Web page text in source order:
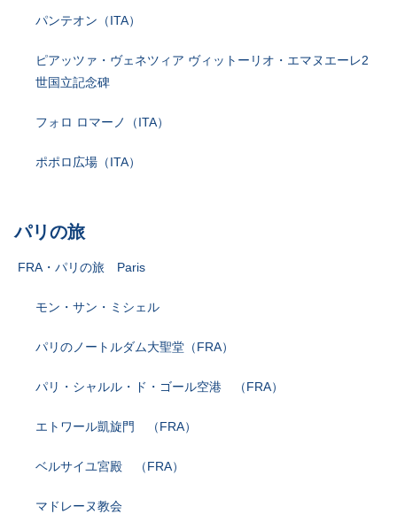
パンテオン（ITA）
ピアッツァ・ヴェネツィア ヴィットーリオ・エマヌエーレ2
世国立記念碑
フォロ ロマーノ（ITA）
ポポロ広場（ITA）
パリの旅
FRA・パリの旅 Paris
モン・サン・ミシェル
パリのノートルダム大聖堂（FRA）
パリ・シャルル・ド・ゴール空港 （FRA）
エトワール凱旋門 （FRA）
ベルサイユ宮殿 （FRA）
マドレーヌ教会